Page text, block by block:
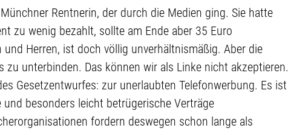
Rentnerin, der durch die Medien ging. Sie hatte
zu wenig bezahlt, sollte am Ende aber 35 Euro
Herren, ist doch völlig unverhältnismäßig. Aber die
unterbinden. Das können wir als Linke nicht akzeptieren.
Gesetzentwurfes: zur unerlaubten Telefonwerbung. Es ist
besonders leicht betrügerische Verträge
fordern deswegen schon lange als